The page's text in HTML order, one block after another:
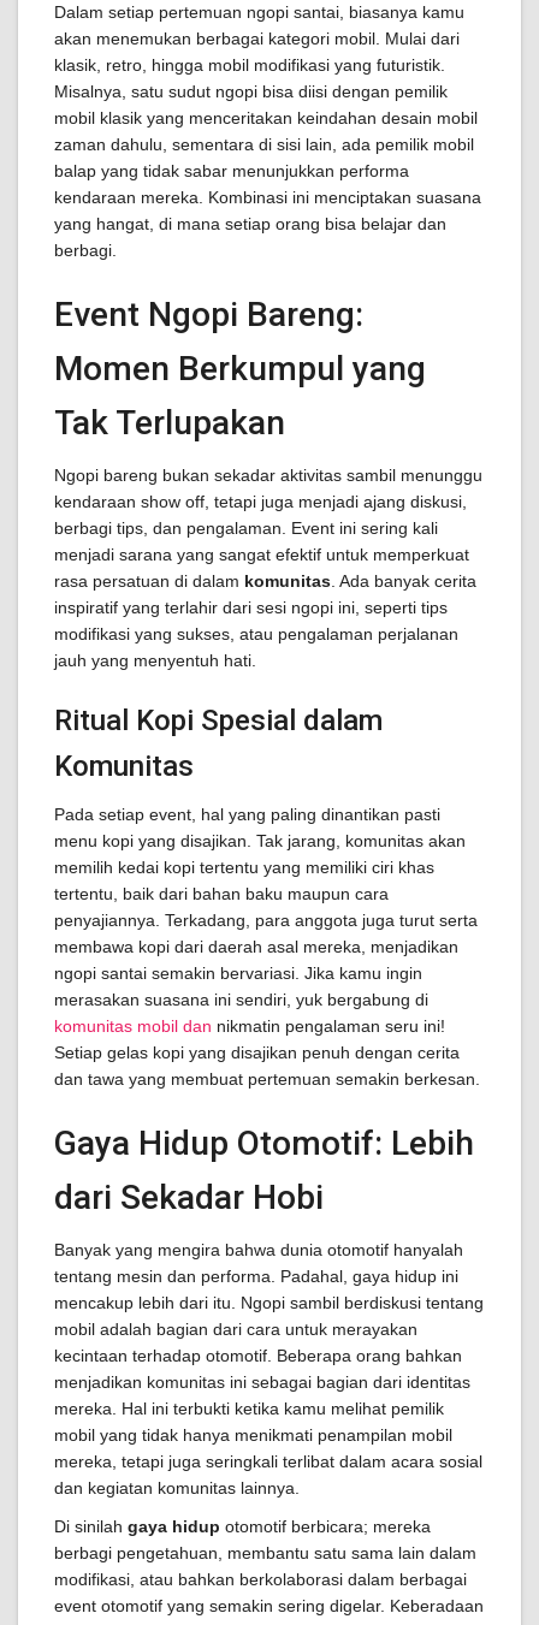
Dalam setiap pertemuan ngopi santai, biasanya kamu
akan menemukan berbagai kategori mobil. Mulai dari
klasik, retro, hingga mobil modifikasi yang futuristik.
Misalnya, satu sudut ngopi bisa diisi dengan pemilik
mobil klasik yang menceritakan keindahan desain mobil
zaman dahulu, sementara di sisi lain, ada pemilik mobil
balap yang tidak sabar menunjukkan performa
kendaraan mereka. Kombinasi ini menciptakan suasana
yang hangat, di mana setiap orang bisa belajar dan
berbagi.
Event Ngopi Bareng:
Momen Berkumpul yang
Tak Terlupakan
Ngopi bareng bukan sekadar aktivitas sambil menunggu
kendaraan show off, tetapi juga menjadi ajang diskusi,
berbagi tips, dan pengalaman. Event ini sering kali
menjadi sarana yang sangat efektif untuk memperkuat
rasa persatuan di dalam komunitas . Ada banyak cerita
inspiratif yang terlahir dari sesi ngopi ini, seperti tips
modifikasi yang sukses, atau pengalaman perjalanan
jauh yang menyentuh hati.
Ritual Kopi Spesial dalam
Komunitas
Pada setiap event, hal yang paling dinantikan pasti
menu kopi yang disajikan. Tak jarang, komunitas akan
memilih kedai kopi tertentu yang memiliki ciri khas
tertentu, baik dari bahan baku maupun cara
penyajiannya. Terkadang, para anggota juga turut serta
membawa kopi dari daerah asal mereka, menjadikan
ngopi santai semakin bervariasi. Jika kamu ingin
merasakan suasana ini sendiri, yuk bergabung di
komunitas mobil dan nikmatin pengalaman seru ini!
Setiap gelas kopi yang disajikan penuh dengan cerita
dan tawa yang membuat pertemuan semakin berkesan.
Gaya Hidup Otomotif: Lebih
dari Sekadar Hobi
Banyak yang mengira bahwa dunia otomotif hanyalah
tentang mesin dan performa. Padahal, gaya hidup ini
mencakup lebih dari itu. Ngopi sambil berdiskusi tentang
mobil adalah bagian dari cara untuk merayakan
kecintaan terhadap otomotif. Beberapa orang bahkan
menjadikan komunitas ini sebagai bagian dari identitas
mereka. Hal ini terbukti ketika kamu melihat pemilik
mobil yang tidak hanya menikmati penampilan mobil
mereka, tetapi juga seringkali terlibat dalam acara sosial
dan kegiatan komunitas lainnya.
Di sinilah gaya hidup otomotif berbicara; mereka
berbagi pengetahuan, membantu satu sama lain dalam
modifikasi, atau bahkan berkolaborasi dalam berbagai
event otomotif yang semakin sering digelar. Keberadaan